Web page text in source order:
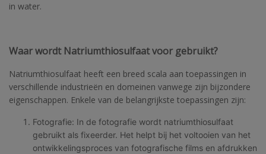
in water.
Waar wordt Natriumthiosulfaat voor gebruikt?
Natriumthiosulfaat heeft een breed scala aan toepassingen in
verschillende industrieën en domeinen vanwege zijn bijzondere
eigenschappen. Enkele van de belangrijkste toepassingen zijn:
Fotografie: In de fotografie wordt natriumthiosulfaat
gebruikt als fixeerder. Het helpt bij het voltooien van het
ontwikkelingsproces van fotografische films en afdrukken